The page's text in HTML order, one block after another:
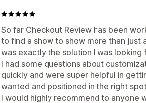
So far Checkout Review has been
to find a show to show more than just
was exactly the solution I was looking
I had some questions about
quickly and were super helpful in
wanted and positioned in the right
I would highly recommend to anyone